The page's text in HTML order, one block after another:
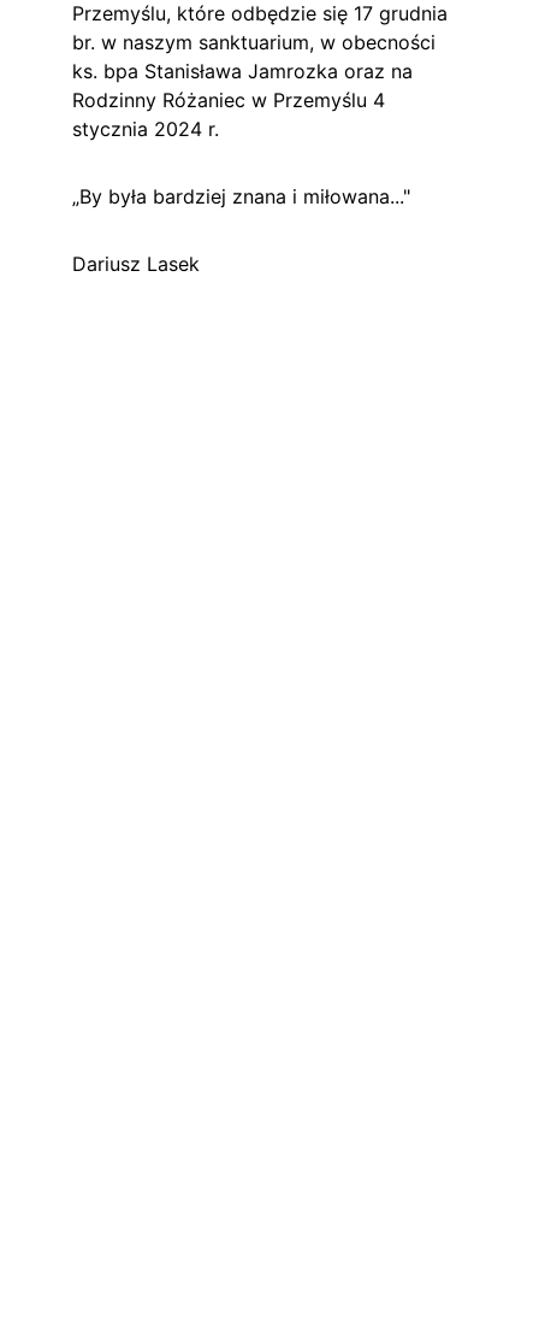
Przemyślu, które odbędzie się 17 grudnia
br. w naszym sanktuarium, w obecności
ks. bpa Stanisława Jamrozka oraz na
Rodzinny Różaniec w Przemyślu 4
stycznia 2024 r.
„By była bardziej znana i miłowana..."
Dariusz Lasek